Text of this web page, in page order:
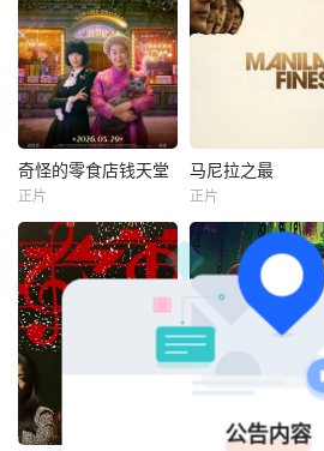
奇怪的零食店钱天堂
暂无简介
奇怪的零食店钱天堂
正片
马尼拉之最
Olviga
《马尼拉之最》是
一部犯罪惊悚片，
纪 70 年代第一季
度风暴期间，警察
利被贫民窟里惹是
马尼拉之最
正片
公告内容